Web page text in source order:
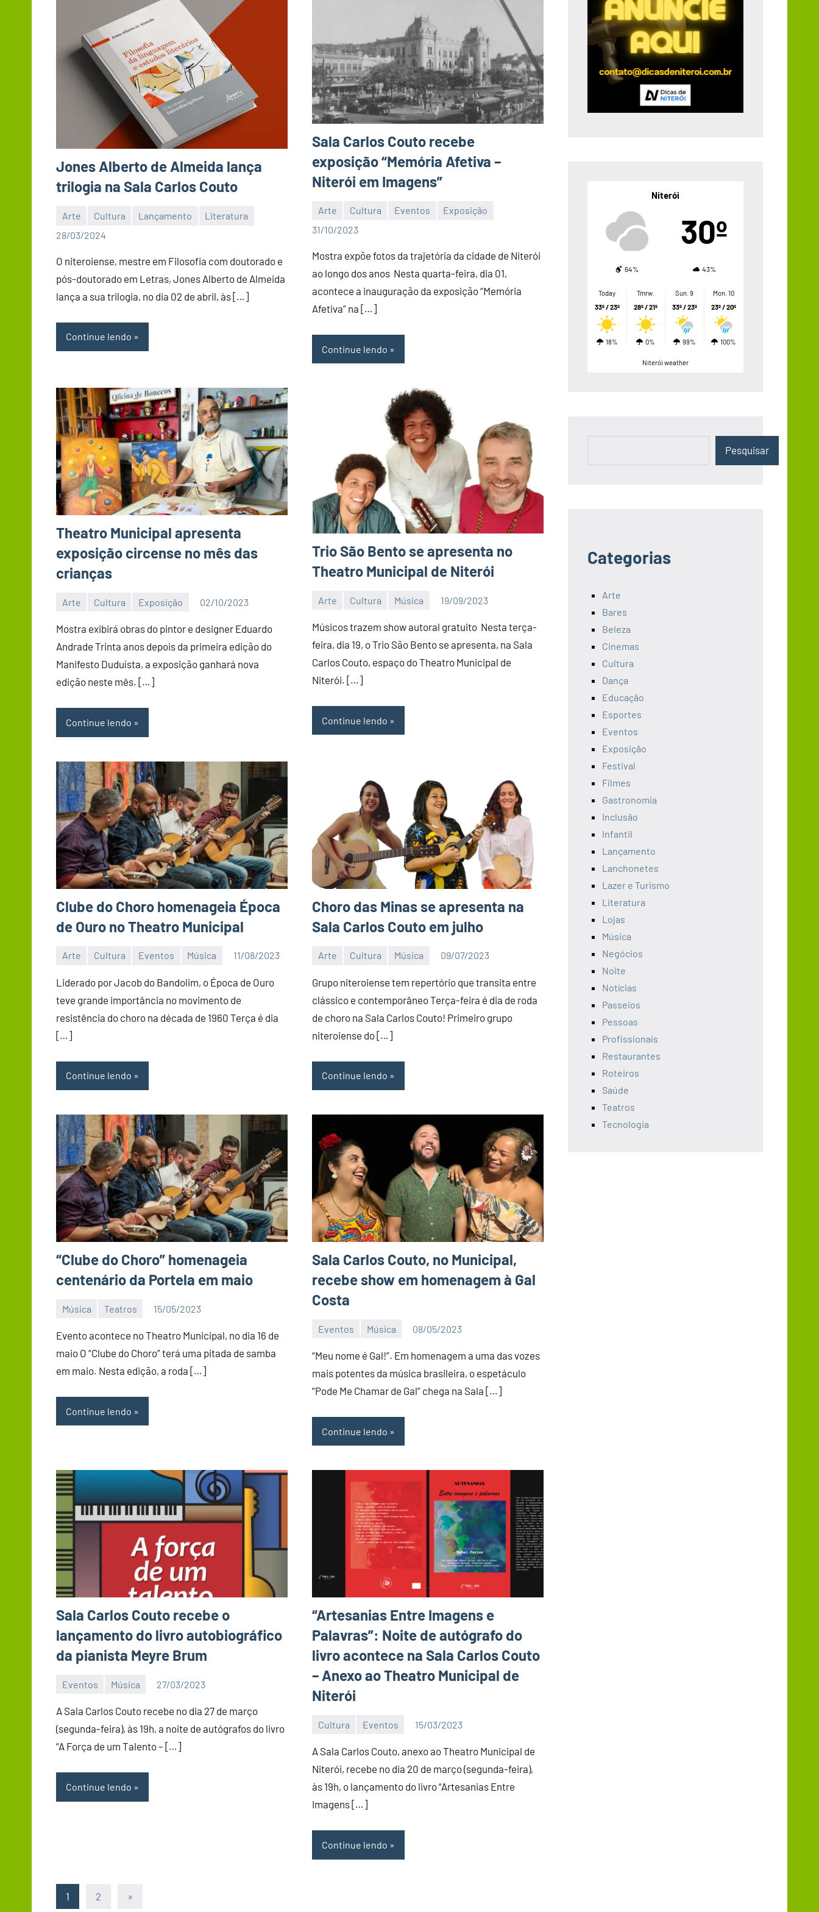
Jones Alberto de Almeida lança
trilogia na Sala Carlos Couto
Arte Cultura Lançamento
Literatura
28/03/2024
Editor
O niteroiense, mestre em Filosofia com doutorado e
pós-doutorado em Letras, Jones Alberto de Almeida
lança a sua trilogia, no dia 02 de abril, às […]
Continue lendo
Sala Carlos Couto recebe
exposição “Memória Afetiva –
Niterói em Imagens”
Arte Cultura Eventos
Exposição
31/10/2023
Editor
Mostra expõe fotos da trajetória da cidade de Niterói
ao longo dos anos Nesta quarta-feira, dia 01,
acontece a inauguração da exposição “Memória
Afetiva” na […]
Continue lendo
Theatro Municipal apresenta
exposição circense no mês das
crianças
Arte Cultura Exposição 02/10/2023
Mostra exibirá obras do pintor e designer Eduardo
Andrade Trinta anos depois da primeira edição do
Manifesto Duduísta, a exposição ganhará nova
edição neste mês. […]
Continue lendo
Trio São Bento se apresenta no
Theatro Municipal de Niterói
Arte Cultura Música 19/09/2023
DN
Músicos trazem show autoral gratuito Nesta terça-
feira, dia 19, o Trio São Bento se apresenta, na Sala
Carlos Couto, espaço do Theatro Municipal de
Niterói. […]
Continue lendo
Clube do Choro homenageia Época
de Ouro no Theatro Municipal
Arte Cultura Eventos Música 11/08/2023
DN
Liderado por Jacob do Bandolim, o Época de Ouro
teve grande importância no movimento de
resistência do choro na década de 1960 Terça é dia
[…]
Continue lendo
Choro das Minas se apresenta na
Sala Carlos Couto em julho
Arte Cultura Música 09/07/2023
DN
Grupo niteroiense tem repertório que transita entre
clássico e contemporâneo Terça-feira é dia de roda
de choro na Sala Carlos Couto! Primeiro grupo
niteroiense do […]
Continue lendo
“Clube do Choro” homenageia
centenário da Portela em maio
Música Teatros 15/05/2023
D
Nit
Evento acontece no Theatro Municipal, no dia 16 de
maio O “Clube do Choro” terá uma pitada de samba
em maio. Nesta edição, a roda […]
Continue lendo
Sala Carlos Couto, no Municipal,
recebe show em homenagem à Gal
Costa
Eventos Música 08/05/2023
D
Nit
“Meu nome é Gal!”. Em homenagem a uma das vozes
mais potentes da música brasileira, o espetáculo
“Pode Me Chamar de Gal” chega na Sala […]
Continue lendo
Sala Carlos Couto recebe o
lançamento do livro autobiográfico
da pianista Meyre Brum
Eventos Música 27/03/2023
D
Nit
A Sala Carlos Couto recebe no dia 27 de março
(segunda-feira), às 19h, a noite de autógrafos do livro
“A Força de um Talento – […]
Continue lendo
“Artesanias Entre Imagens e
Palavras”: Noite de autógrafo do
livro acontece na Sala Carlos Couto
– Anexo ao Theatro Municipal de
Niterói
Cultura Eventos 15/03/2023
D
Nit
A Sala Carlos Couto, anexo ao Theatro Municipal de
Niterói, recebe no dia 20 de março (segunda-feira),
às 19h, o lançamento do livro “Artesanias Entre
Imagens […]
Continue lendo
Paginação
1 2
Post
»
Niterói
30º
64% 43%
Today
33º / 23º
18%
Tmrw.
28º / 21º
0%
Sun. 9
33º / 23º
99%
Mon. 10
23º / 20º
100%
Niterói weather
Pesquisar
Categorias
Arte
Bares
Beleza
Cinemas
Cultura
Dança
Educação
Esportes
Eventos
Exposição
Festival
Filmes
Gastronomia
Inclusão
Infantil
Lançamento
Lanchonetes
Lazer e Turismo
Literatura
Lojas
Música
Negócios
Noite
Notícias
Passeios
Pessoas
Profissionais
Restaurantes
Roteiros
Saúde
Teatros
Tecnologia